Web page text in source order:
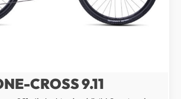
CROSS 9.11